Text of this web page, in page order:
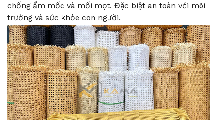
chống ẩm mốc và mối mọt. Đặc biệt an toàn với môi
trường và sức khỏe con người.